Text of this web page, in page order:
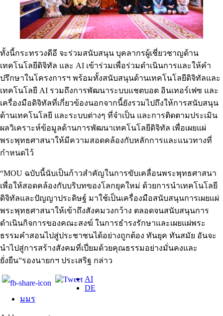
ทั้งนี้กระทรวงดีอี จะร่วมสนับสนุน บุคลากรผู้เชี่ยวชาญด้าน
เทคโนโลยีดิจิทัล และ AI เข้าร่วมเพื่อร่วมดำเนินการและให้คำ
ปรึกษาในโครงการฯ พร้อมทั้งสนับสนุนด้านเทคโนโลยีดิจิทัลและ
เทคโนโลยี AI รวมถึงการพัฒนาระบบแชตบอต อินเทอร์เฟซ และ
เครื่องมือดิจิทัลที่เกี่ยวข้องนอกจากนี้ยังรวมไปถึงให้การสนับสนุน
ด้านเทคโนโลยี และระบบต่างๆ ที่จำเป็น และการติดตามประเมิน
ผลวิเคราะห์ข้อมูลด้านการพัฒนาเทคโนโลยีดิจิทัล เพื่อเผยแผ่
พระพุทธศาสนาให้มีความสอดคล้องกับหลักการและแนวทางที่
กำหนดไว้
“MOU ฉบับนี้นับเป็นก้าวสำคัญในการขับเคลื่อนพระพุทธศาสนา
เพื่อให้สอดคล้องกับบริบทของโลกยุคใหม่ ด้วยการนำเทคโนโลยี
ดิจิทัลและปัญญาประดิษฐ์ มาใช้เป็นเครื่องมือสนับสนุนการเผยแผ่
พระพุทธศาสนาให้เข้าถึงสังคมวงกว้าง ตลอดจนสนับสนุนการ
ดำเนินกิจการของคณะสงฆ์ ในการธำรงรักษาและเผยแผ่พระ
ธรรมคำสอนไปสู่ประชาชนได้อย่างถูกต้อง ทันยุค ทันสมัย อันจะ
นำไปสู่การสร้างสังคมที่เปี่ยมด้วยคุณธรรมอย่างมั่นคงและ
ยั่งยืน”รองนายกฯ ประเสริฐ กล่าว
AI
DE
มมร